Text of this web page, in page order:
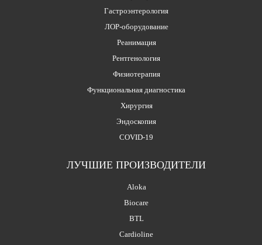
Гастроэнтерология
ЛОР-оборудование
Реанимация
Рентгенология
Физиотерапия
Функциональная диагностика
Хирургия
Эндоскопия
COVID-19
ЛУЧШИЕ ПРОИЗВОДИТЕЛИ
Aloka
Biocare
BTL
Cardioline